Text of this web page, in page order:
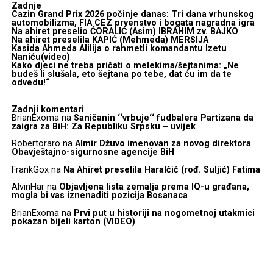
Zadnje
Cazin Grand Prix 2026 počinje danas: Tri dana vrhunskog
automobilizma, FIA CEZ prvenstvo i bogata nagradna igra
Na ahiret preselio ĆORALIĆ (Asim) IBRAHIM zv. BAJKO
Na ahiret preselila KAPIĆ (Mehmeda) MERSIJA
Kasida Ahmeda Alilija o rahmetli komandantu Izetu
Naniću(video)
Kako djeci ne treba pričati o melekima/šejtanima: „Ne
budeš li slušala, eto šejtana po tebe, dat ću im da te
odvedu!“
Zadnji komentari
BrianExomana Saničanin ‘‘vrbuje‘‘ fudbalera Partizana da
zaigra za BiH: Za Republiku Srpsku – uvijek
Robertoraro na Almir Džuvo imenovan za novog direktora
Obavještajno-sigurnosne agencije BiH
FrankGoxna Na Ahiret preselila Haralčić (rođ. Suljić) Fatima
AlvinHarna Objavljena lista zemalja prema IQ-u građana,
mogla bi vas iznenaditi pozicija Bosanaca
BrianExomana Prvi put u historiji na nogometnoj utakmici
pokazan bijeli karton (VIDEO)